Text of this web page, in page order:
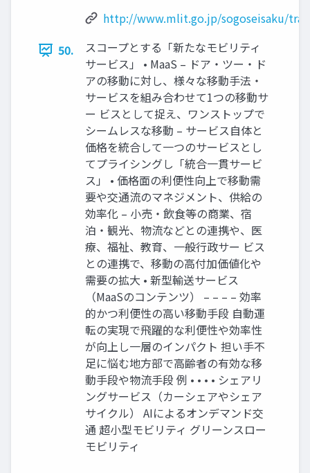
http://www.mlit.go.jp/sogoseisaku/
50.
スコープとする「新たなモビリティ
サービス」 • MaaS – ドア・ツー・ド
アの移動に対し、様々な移動手法・
サービスを組み合わせて1つの移動サ
ー ビスとして捉え、ワンストップで
シームレスな移動 – サービス自体と
価格を統合して一つのサービスとし
てプライシングし「統合一貫サービ
ス」 • 価格面の利便性向上で移動需
要や交通流のマネジメント、供給の
効率化 – 小売・飲食等の商業、宿
泊・観光、物流などとの連携や、医
療、福祉、教育、一般行政サー ビス
との連携で、移動の高付加価値化や
需要の拡大 • 新型輸送サービス
（MaaSのコンテンツ） – – – – 効率
的かつ利便性の高い移動手段 自動運
転の実現で飛躍的な利便性や効率性
が向上し一層のインパクト 担い手不
足に悩む地方部で高齢者の有効な移
動手段や物流手段 例 • • • • シェアリ
ングサービス（カーシェアやシェア
サイクル） AIによるオンデマンド交
通 超小型モビリティ グリーンスロー
モビリティ